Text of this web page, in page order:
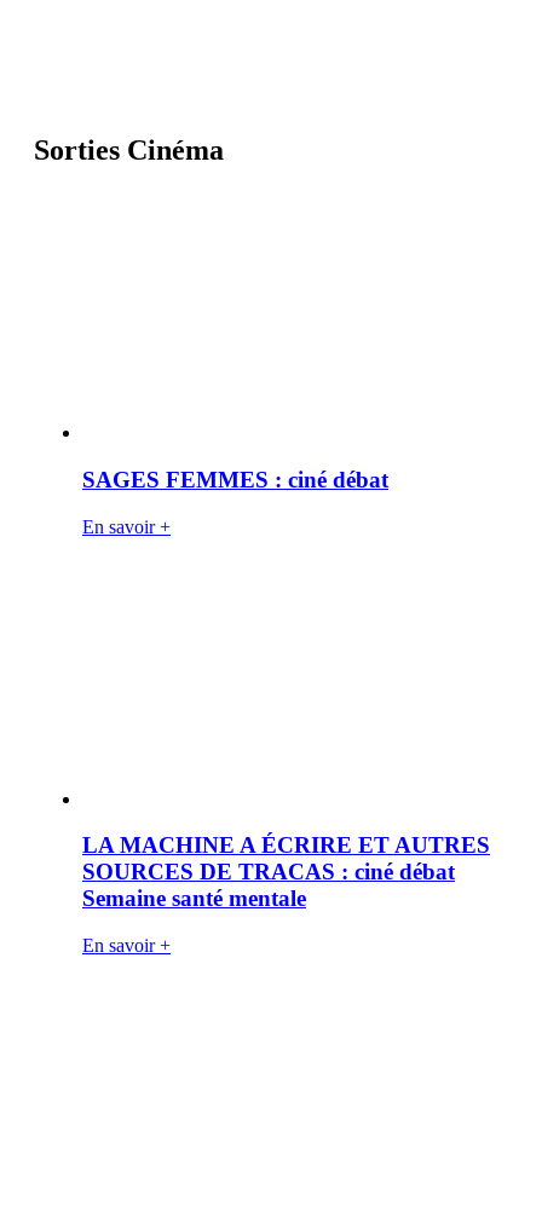
Sorties Cinéma
SAGES FEMMES : ciné débat
En savoir +
LA MACHINE A ÉCRIRE ET AUTRES
SOURCES DE TRACAS : ciné débat
Semaine santé mentale
En savoir +